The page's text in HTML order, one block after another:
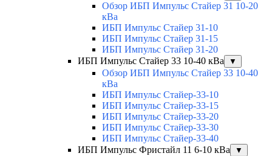
Обзор ИБП Импульс Стайер 31 10-20
кВа
ИБП Импульс Стайер 31-10
ИБП Импульс Стайер 31-15
ИБП Импульс Стайер 31-20
ИБП Импульс Стайер 33 10-40 кВа
▼
Обзор ИБП Импульс Стайер 33 10-40
кВа
ИБП Импульс Стайер-33-10
ИБП Импульс Стайер-33-15
ИБП Импульс Стайер-33-20
ИБП Импульс Стайер-33-30
ИБП Импульс Стайер-33-40
ИБП Импульс Фристайл 11 6-10 кВа
▼